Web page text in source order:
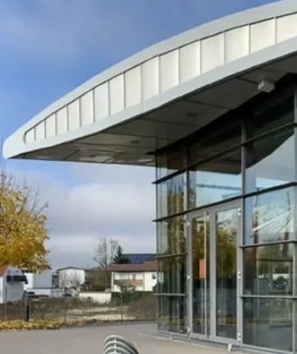
Immobilie bewerten
Immobilie verkaufen
Immobilie vermieten